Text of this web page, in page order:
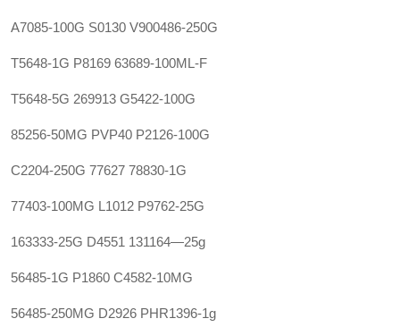
A7085-100G S0130 V900486-250G
T5648-1G P8169 63689-100ML-F
T5648-5G 269913 G5422-100G
85256-50MG PVP40 P2126-100G
C2204-250G 77627 78830-1G‍
77403-100MG L1012 P9762-25G
163333-25G D4551 131164—25g
56485-1G P1860 C4582-10MG
56485-250MG D2926 PHR1396-1g